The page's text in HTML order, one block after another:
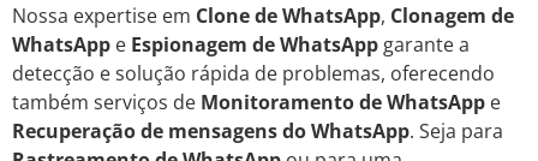
Nossa expertise em Clone de WhatsApp, Clonagem de
WhatsApp e Espionagem de WhatsApp garante a
detecção e solução rápida de problemas, oferecendo
também serviços de Monitoramento de WhatsApp e
Recuperação de mensagens do WhatsApp. Seja para